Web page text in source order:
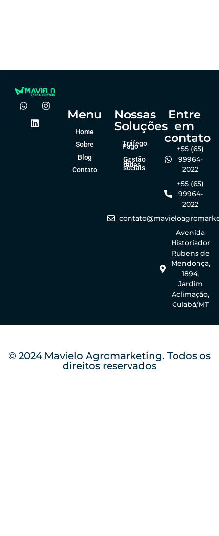
Menu
Home
Sobre
Blog
Contato
Nossas
Soluções
Tráfego
Pago
Gestão
de
redes
sociais
Entre
em
contato
+55 (65)
99964-
2022
+55 (65)
99964-
2022
Avenida
Historiador
Rubens de
Mendonça,
1894,
Jardim
Aclimação,
Cuiabá/MT
© 2024 Mavielo Agromarketing. Todos os
direitos reservados